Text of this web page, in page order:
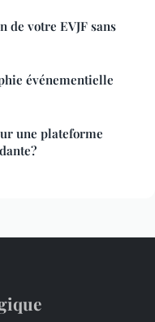
de votre EVJF sans
événementielle
une plateforme